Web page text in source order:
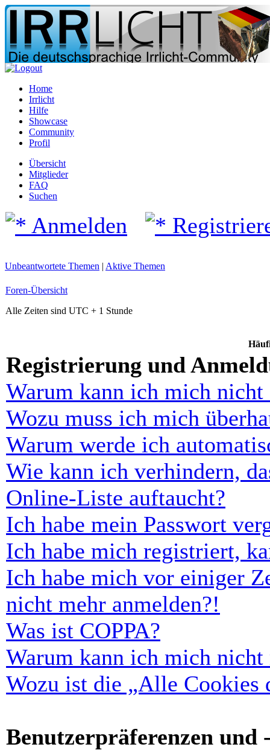
Home
Irrlicht
Hilfe
Showcase
Community
Profil
Übersicht
Mitglieder
FAQ
Suchen
Anmelden
Unbeantwortete Themen | Aktive Themen
Foren-Übersicht
Alle Zeiten sind UTC + 1 Stunde
Registrierung und
Warum kann ich mich nicht
Wozu muss ich mich
Warum werde ich
Wie kann ich verhindern,
Online-Liste auftaucht?
Ich habe mein Passwort
Ich habe mich registriert,
Ich habe mich vor einiger
nicht mehr anmelden?!
Was ist COPPA?
Warum kann ich mich nicht
Wozu ist die „Alle Cookies
Benutzerpräferenzen und